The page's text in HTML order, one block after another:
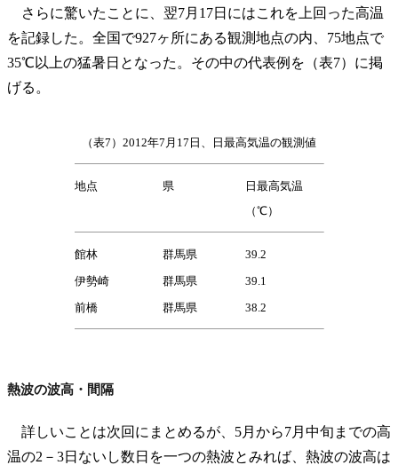
さらに驚いたことに、翌7月17日にはこれを上回った高温
を記録した。全国で927ヶ所にある観測地点の内、75地点で
35℃以上の猛暑日となった。その中の代表例を（表7）に掲
げる。
（表7）2012年7月17日、日最高気温の観測値
地点 県
日最高気温
（℃）
館林 群馬県
39.2
伊勢崎
群馬県
39.1
前橋
群馬県 38.2
熱波の波高・間隔
詳しいことは次回にまとめるが、5月から7月中旬までの高
温の2－3日ないし数日を一つの熱波とみれば、熱波の波高は